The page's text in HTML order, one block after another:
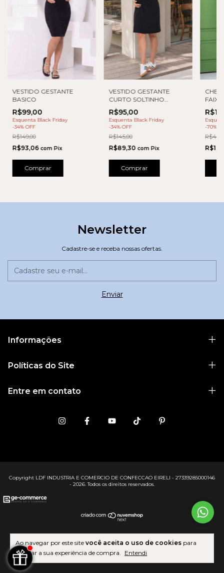
Ao navegar por este site você aceita o uso de cookies para
agilizar a sua experiência de compra. Entendi
VESTIDO GESTANTE
BASICO
R$99,00
Esquenta Black Friday
-34% OFF
R$149,00
R$93,06 com Pix
Comprar
VESTIDO GESTANTE
CURTO SOLTINHO
TRANSPASSE
R$95,00
Esquenta Black Friday
-34% OFF
R$145,00
R$89,30 com Pix
Comprar
-70%
Newsletter
Cadastre-se e receba nossas ofertas.
Informações
Políticas do Site
Entre em contato
Copyright LDF INDUSTRIA E COMERCIO DE CONFECCAO EIRELI - 27339285000146
- 2026. Todos os direitos reservados.